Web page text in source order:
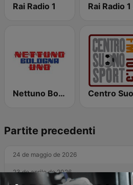
Rai Radio 1
Nettuno Bologna Uno
Partite precedenti
24 de maggio de 2026
23 de aprile de 2026